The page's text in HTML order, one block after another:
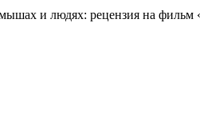
и людях: рецензия на фильм